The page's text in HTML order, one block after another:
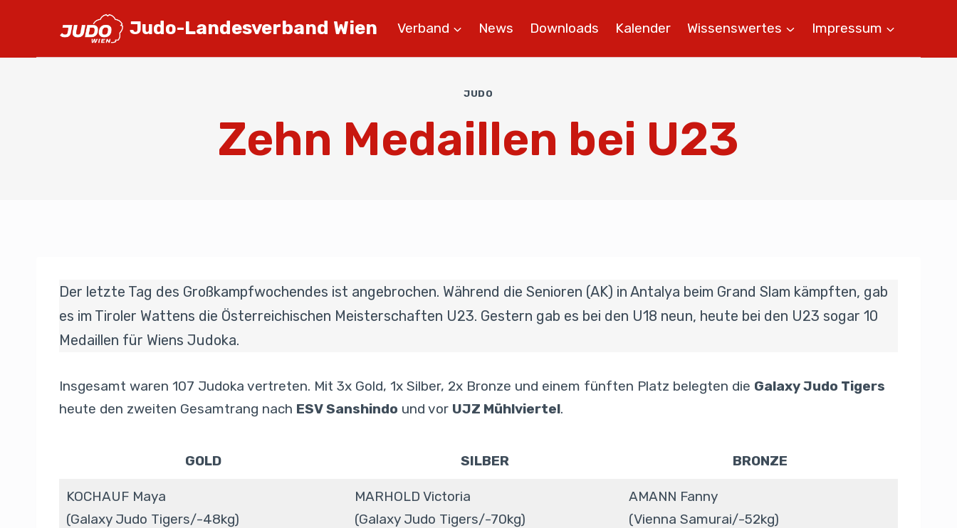
Judo-Landesverband Wien Verband News Downloads Kalender Wissenswertes Impressum
JUDO
Zehn Medaillen bei U23
Der letzte Tag des Großkampfwochendes ist angebrochen. Während die Senioren (AK) in Antalya beim Grand Slam kämpften, gab
es im Tiroler Wattens die Österreichischen Meisterschaften U23. Gestern gab es bei den U18 neun, heute bei den U23 sogar 10
Medaillen für Wiens Judoka.
Insgesamt waren 107 Judoka vertreten. Mit 3x Gold, 1x Silber, 2x Bronze und einem fünften Platz belegten die Galaxy Judo Tigers
heute den zweiten Gesamtrang nach ESV Sanshindo und vor UJZ Mühlviertel.
GOLD SILBER BRONZE
KOCHAUF Maya
(Galaxy Judo Tigers/-48kg)
MARHOLD Victoria
(Galaxy Judo Tigers/-70kg)
AMANN Fanny
(Vienna Samurai/-52kg)